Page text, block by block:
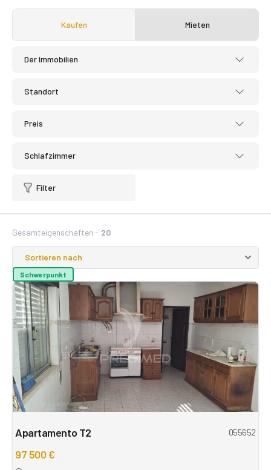
Kaufen Mieten
Der Immobilien
Standort
Preis
Schlafzimmer
Filter
Gesamteigenschaften - 20
Schwerpunkt
Apartamento T2 055652
97 500 €